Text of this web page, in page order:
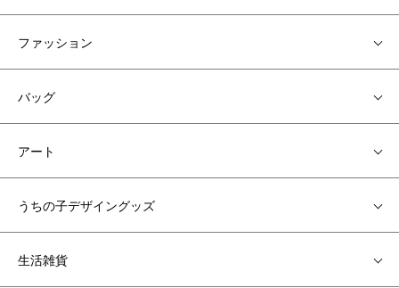
ファッション
バッグ
アート
うちの子デザイングッズ
生活雑貨